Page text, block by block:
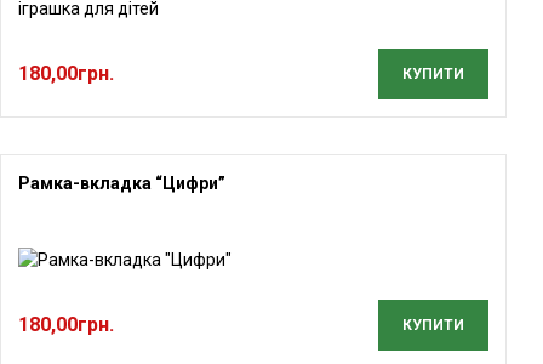
180,00грн. КУПИТИ
Рамка-вкладка “Цифри”
180,00грн. КУПИТИ